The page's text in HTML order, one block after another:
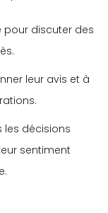
pour discuter des
leur avis et à
les décisions
sentiment